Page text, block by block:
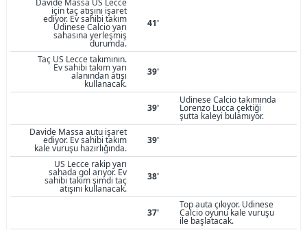
Davide Massa US Lecce
için taç atışını işaret
ediyor. Ev sahibi takım
Udinese Calcio yarı
sahasına yerleşmiş
durumda.
41'
Taç US Lecce takımının.
Ev sahibi takım yarı
alanından atışı
kullanacak.
39'
39'
Udinese Calcio takımında
Lorenzo Lucca çektiği
şutta kaleyi bulamıyor.
Davide Massa autu işaret
ediyor. Ev sahibi takım
kale vuruşu hazırlığında.
39'
US Lecce rakip yarı
sahada gol arıyor. Ev
sahibi takım şimdi taç
atışını kullanacak.
38'
37'
Top auta çıkıyor. Udinese
Calcio oyunu kale vuruşu
ile başlatacak.